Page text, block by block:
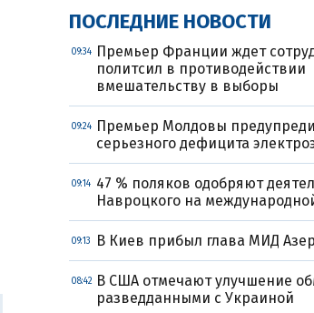
ПОСЛЕДНИЕ НОВОСТИ
09:34
Премьер Франции ждет
политсил в противодействии
вмешательству в выборы
09:24
Премьер Молдовы
серьезного дефицита
09:14
47 % поляков одобряют
Навроцкого на
09:13 В Киев прибыл глава МИД
08:42
В США отмечают улучшение
разведданными с Украиной